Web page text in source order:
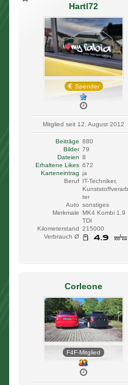
Hartl72
Spender
Mitglied seit 12. August 2012
Beiträge 880
Bilder 79
Dateien 8
Erhaltene Likes 672
Karteneintrag ja
Beruf IT-Techniker,
ter
Auto sonstiges
Merkmale MK4 Kombi 1.9
TDI
Kilometerstand 215000
Verbrauch Ø
Corleone
F4F-Mitglied